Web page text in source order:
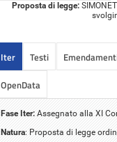
Proposta di legge:
Iter Testi
OpenData
Fase Iter: Assegnato alla XI
Natura: Proposta di legge